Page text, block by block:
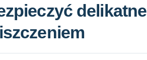
delikatne